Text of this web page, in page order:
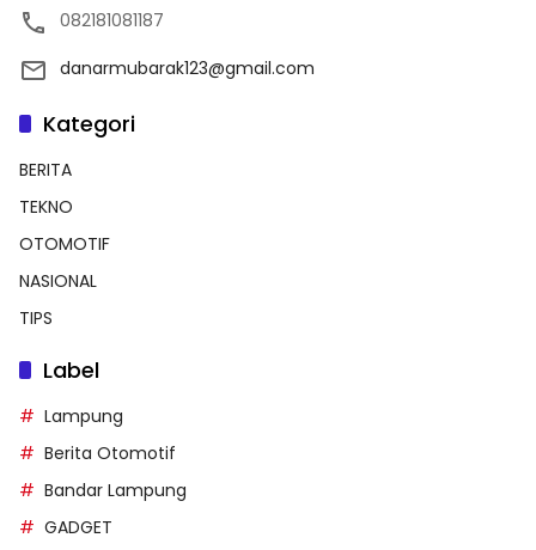
082181081187
danarmubarak123@gmail.com
Kategori
BERITA
TEKNO
OTOMOTIF
NASIONAL
TIPS
Label
Lampung
Berita Otomotif
Bandar Lampung
GADGET